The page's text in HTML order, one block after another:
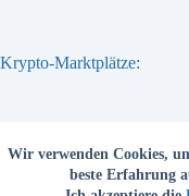
Wir verwenden Cookies,
beste Erfahrung
Krypto-Marktplätze:
Bitpanda
Bitcoin.de